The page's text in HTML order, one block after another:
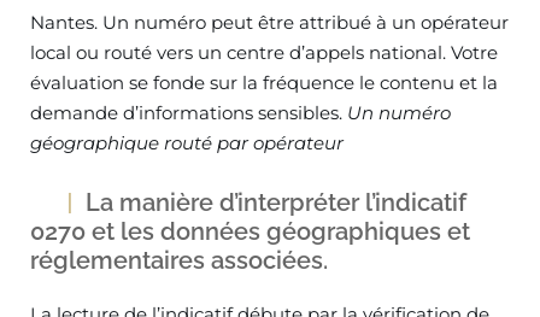
Nantes. Un numéro peut être attribué à un opérateur
local ou routé vers un centre d’appels national. Votre
évaluation se fonde sur la fréquence le contenu et la
demande d’informations sensibles. Un numéro
géographique routé par opérateur
La manière d’interpréter l’indicatif
0270 et les données géographiques et
réglementaires associées.